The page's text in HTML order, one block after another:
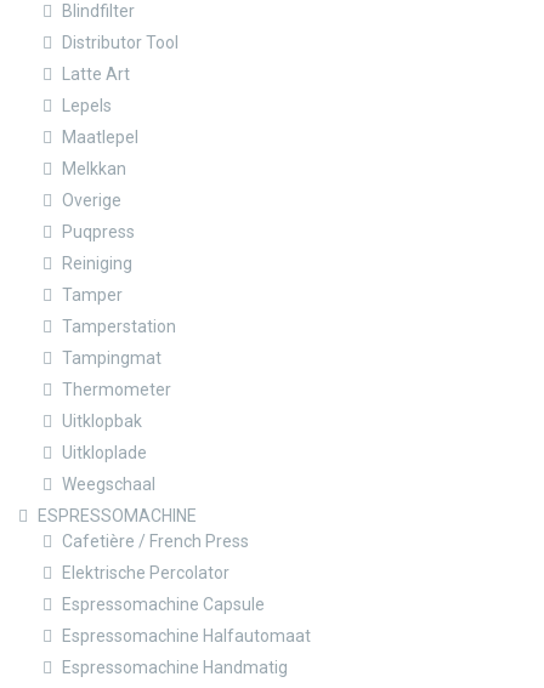
Blindfilter
Distributor Tool
Latte Art
Lepels
Maatlepel
Melkkan
Overige
Puqpress
Reiniging
Tamper
Tamperstation
Tampingmat
Thermometer
Uitklopbak
Uitkloplade
Weegschaal
ESPRESSOMACHINE
Cafetière / French Press
Elektrische Percolator
Espressomachine Capsule
Espressomachine Halfautomaat
Espressomachine Handmatig